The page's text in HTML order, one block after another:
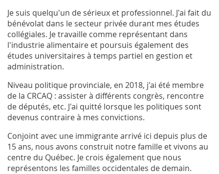
Je suis quelqu'un de sérieux et professionnel. J'ai fait du
bénévolat dans le secteur privée durant mes études
collégiales. Je travaille comme représentant dans
l'industrie alimentaire et poursuis également des
études universitaires à temps partiel en gestion et
administration.
Niveau politique provinciale, en 2018, j'ai été membre
de la CRCAQ : assister à différents congrès, rencontre
de députés, etc. J'ai quitté lorsque les politiques sont
devenus contraire à mes convictions.
Conjoint avec une immigrante arrivé ici depuis plus de
15 ans, nous avons construit notre famille et vivons au
centre du Québec. Je crois également que nous
représentons les familles occidentales de demain.